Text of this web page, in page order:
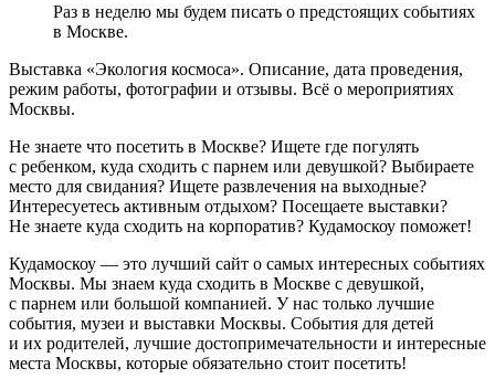
Раз в неделю мы будем писать о предстоящих событиях
в Москве.
Выставка «Экология космоса». Описание, дата проведения,
режим работы, фотографии и отзывы. Всё о мероприятиях
Москвы.
Не знаете что посетить в Москве? Ищете где погулять
с ребенком, куда сходить с парнем или девушкой? Выбираете
место для свидания? Ищете развлечения на выходные?
Интересуетесь активным отдыхом? Посещаете выставки?
Не знаете куда сходить на корпоратив? Кудамоскоу поможет!
Кудамоскоу — это лучший сайт о самых интересных событиях
Москвы. Мы знаем куда сходить в Москве с девушкой,
с парнем или большой компанией. У нас только лучшие
события, музеи и выставки Москвы. События для детей
и их родителей, лучшие достопримечательности и интересные
места Москвы, которые обязательно стоит посетить!